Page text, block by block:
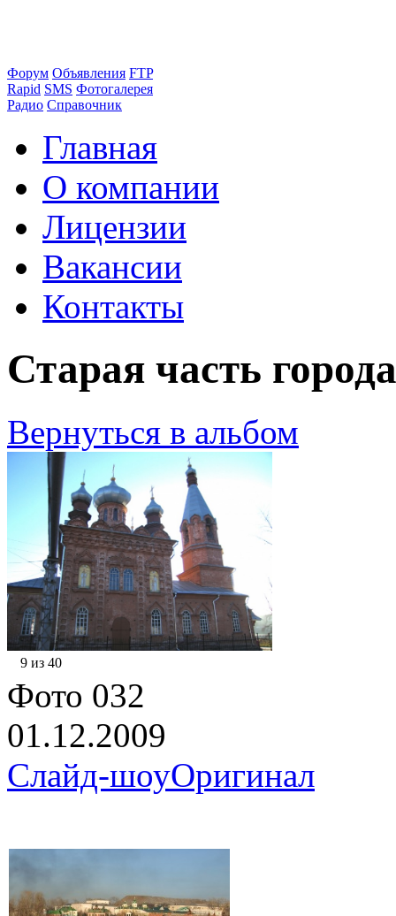
Форум Объявления FTP
Rapid SMS Фотогалерея
Радио Справочник
Главная
О компании
Лицензии
Вакансии
Контакты
Старая часть
Вернуться в альбом
9 из 40
Фото 032
01.12.2009
Слайд-шоуОригинал